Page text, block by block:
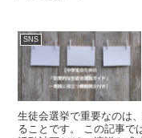
SNS
生徒会選挙で重要なのは
ることです。 この記事で